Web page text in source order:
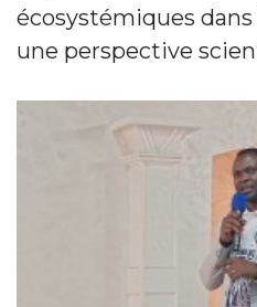
écosystémiques dans
une perspective